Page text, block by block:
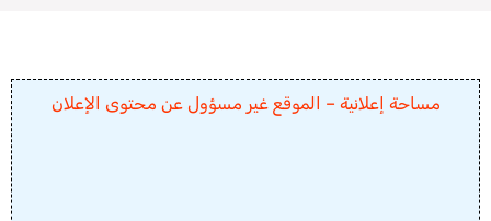
مساحة إعلانية – الموقع غير مسؤول عن محتوى الإعلان